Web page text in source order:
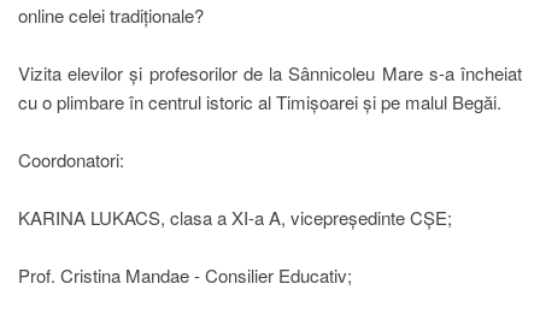
online celei tradiționale?
Vizita elevilor și profesorilor de la Sânnicoleu Mare s-a încheiat
cu o plimbare în centrul istoric al Timișoarei și pe malul Begăi.
Coordonatori:
KARINA LUKACS, clasa a XI-a A, vicepreședinte CȘE;
Prof. Cristina Mandae - Consilier Educativ;